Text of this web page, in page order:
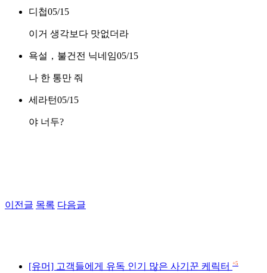
디첩05/15
이거 생각보다 맛없더라
욕설，불건전 닉네임05/15
나 한 통만 줘
세라턴05/15
야 너두?
이전글 목록 다음글
[유머] 고객들에게 유독 인기 많은 사기꾼 케릭터 +5